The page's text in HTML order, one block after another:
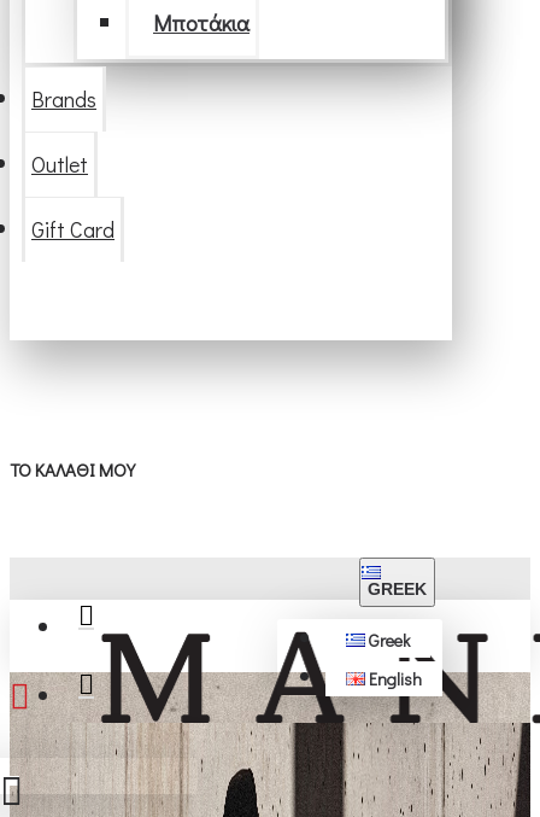
Μποτάκια
Brands
Outlet
Gift Card
ΤΟ ΚΑΛΆΘΙ ΜΟΥ
ΔΩΡΕΆΝ ΜΕΤΑΦΟΡΙΚΆ ΆΝΩ ΤΩΝ 50€
GREEK
Greek
English